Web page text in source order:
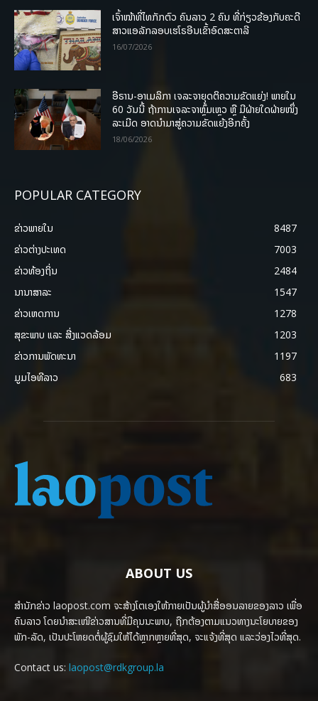
ເຈົ້າໜ້າທີ່ໄທກັກຕົວ ຄົນລາວ 2 ຄົນ ທີ່ກ່ຽວຂ້ອງກັບຄະດີ
ສາວແອລັກລອບເຮໂຣອີນເຂົ້າອົດສະຕາລີ
16/07/2026
ອີຣານ-ອາເມລິກາ ເຈລະຈາຍຸດຕິຄວາມຂັດແຍ່ງ! ພາຍໃນ
60 ວັນນີ້ ຖ້າການເຈລະຈາຫຼົ້ມເຫຼວ ຫຼື ມີຝ່າຍໃດຝ່າຍໜຶ່ງ
ລະເມີດ ອາດນໍາມາສູ່ຄວາມຂັດແຍ້ງອີກຄັ້ງ
18/06/2026
POPULAR CATEGORY
ຂ່າວພາຍ​ໃນ
8487
ຂ່າວຕ່າງປະເທດ
7003
ຂ່າວທ້ອງຖິ່ນ
2484
ນານາສາລະ
1547
ຂ່າວເຫດການ
1278
ສຸຂະພາບ ແລະ ສີ່ງແວດລ້ອມ
1203
ຂ່າວການພັດທະນາ
1197
ມູມໄອທີລາວ
683
ABOUT US
ສຳນັກຂ່າວ laopost.com ຈະສ້າງໂຕເອງໃຫ້ກາຍເປັນຜູ້ນຳສື່ອອນລາຍຂອງລາວ ເພື່ອ
ຄົນລາວ ໂດຍນຳສະເໜີຂ່າວສານທີ່ມີຄຸນນະພາບ, ຖືກຕ້ອງຕາມແນວທາງນະໂຍບາຍຂອງ
ພັກ-ລັດ, ເປັນປະໂຫຍດຕໍ່ຜູ້ຊົມໃຫ້ໄດ້ຫຼາກຫຼາຍທີ່ສຸດ, ຈະແຈ້ງທີ່ສຸດ ແລະວ່ອງໄວທີ່ສຸດ.
Contact us: laopost@rdkgroup.la